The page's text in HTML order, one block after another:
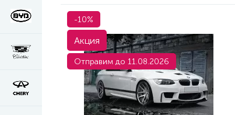
-10%
Акция
Отправим до 11.08.2026